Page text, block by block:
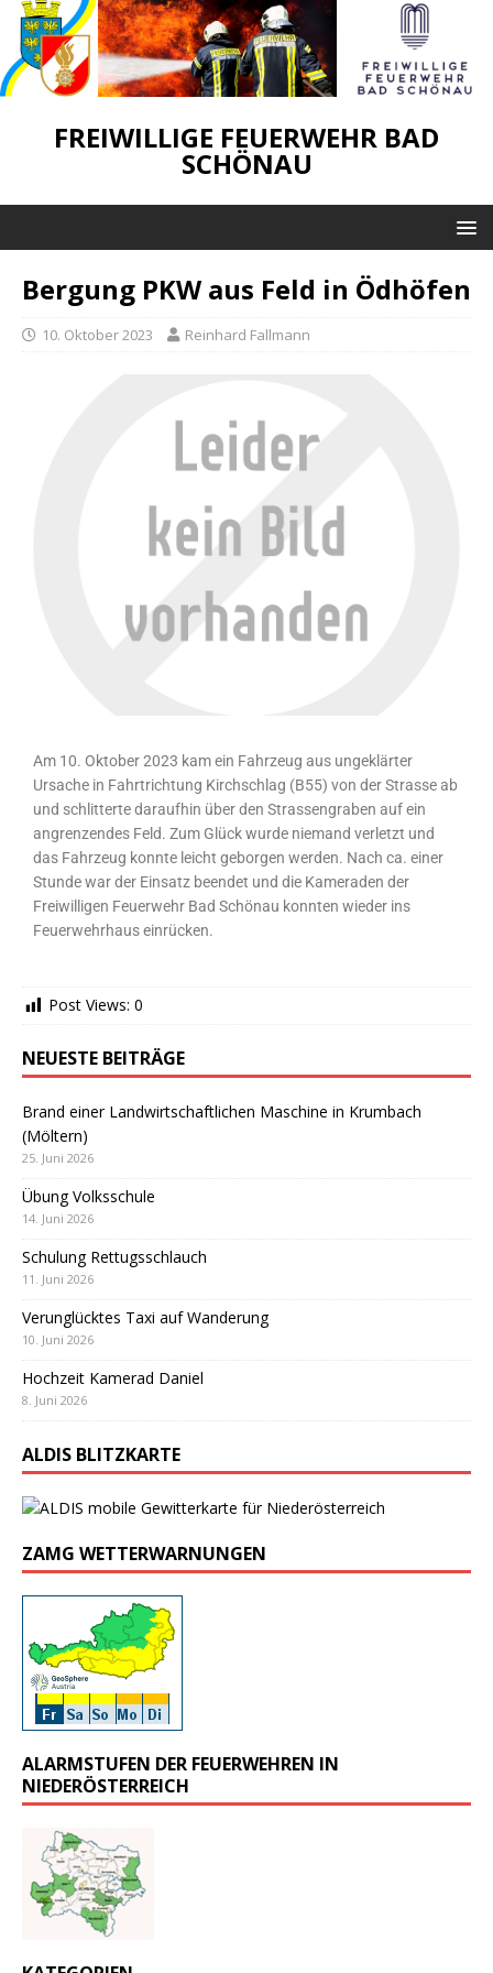
FREIWILLIGE FEUERWEHR BAD
SCHÖNAU
Bergung PKW aus Feld in Ödhöfen
10. Oktober 2023 Reinhard Fallmann
Am 10. Oktober 2023 kam ein Fahrzeug aus ungeklärter
Ursache in Fahrtrichtung Kirchschlag (B55) von der Strasse ab
und schlitterte daraufhin über den Strassengraben auf ein
angrenzendes Feld. Zum Glück wurde niemand verletzt und
das Fahrzeug konnte leicht geborgen werden. Nach ca. einer
Stunde war der Einsatz beendet und die Kameraden der
Freiwilligen Feuerwehr Bad Schönau konnten wieder ins
Feuerwehrhaus einrücken.
Post Views: 0
NEUESTE BEITRÄGE
Brand einer Landwirtschaftlichen Maschine in Krumbach
(Möltern)
25. Juni 2026
Übung Volksschule
14. Juni 2026
Schulung Rettugsschlauch
11. Juni 2026
Verunglücktes Taxi auf Wanderung
10. Juni 2026
Hochzeit Kamerad Daniel
8. Juni 2026
ALDIS BLITZKARTE
ZAMG WETTERWARNUNGEN
ALARMSTUFEN DER FEUERWEHREN IN
NIEDERÖSTERREICH